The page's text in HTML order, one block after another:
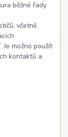
běžné řady
včetně
možno použít
kontaktů a